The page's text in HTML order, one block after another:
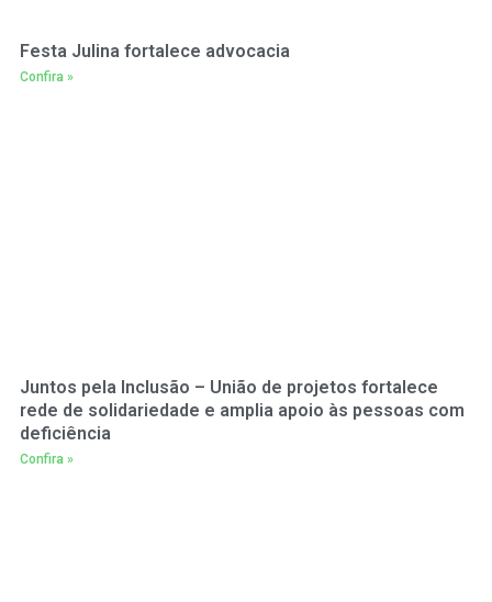
Festa Julina fortalece advocacia
Confira »
Juntos pela Inclusão – União de projetos fortalece
rede de solidariedade e amplia apoio às pessoas com
deficiência
Confira »